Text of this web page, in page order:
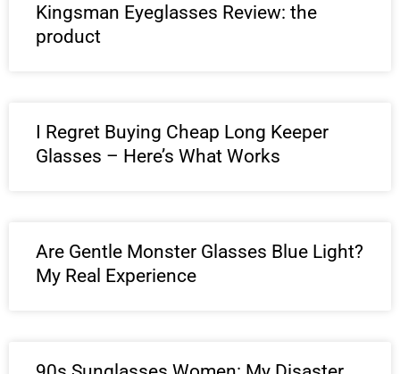
Kingsman Eyeglasses Review: the
product
I Regret Buying Cheap Long Keeper
Glasses – Here’s What Works
Are Gentle Monster Glasses Blue Light?
My Real Experience